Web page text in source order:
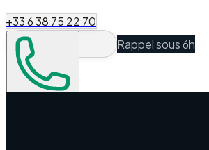
+33 6 38 75 22 70
Rappel sous 6h
Espace Client